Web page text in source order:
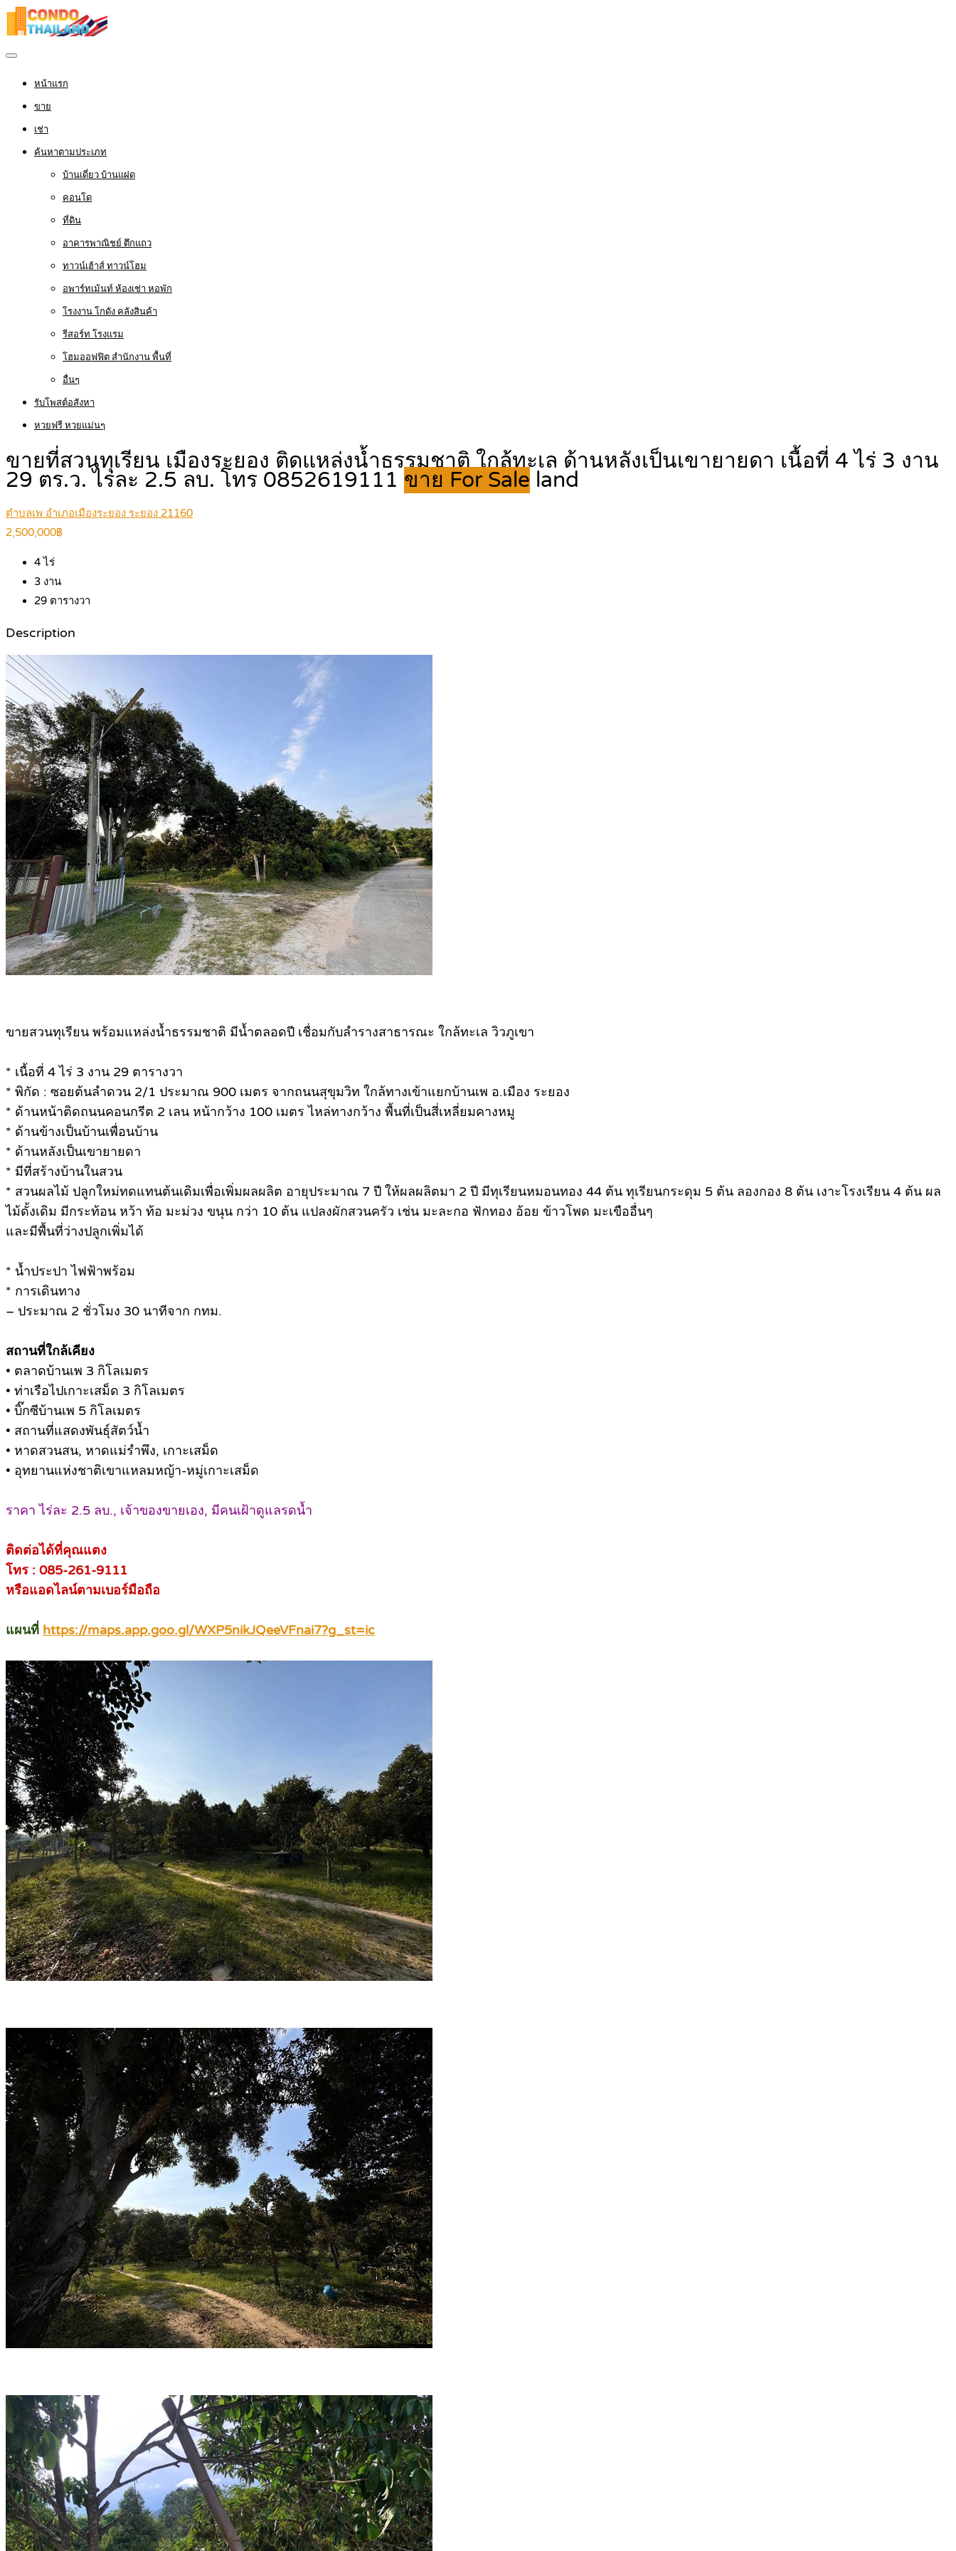
หน้าแรก
ขาย
เช่า
ค้นหาตามประเภท
บ้านเดี่ยว บ้านแฝด
คอนโด
ที่ดิน
อาคารพาณิชย์ ตึกแถว
ทาวน์เฮ้าส์ ทาวน์โฮม
อพาร์ทเม้นท์ ห้องเช่า หอพัก
โรงงาน โกดัง คลังสินค้า
รีสอร์ท โรงแรม
โฮมออฟฟิต สำนักงาน พื้นที่
อื่นๆ
รับโพสต์อสังหา
หวยฟรี หวยแม่นๆ
ขายที่สวนทุเรียน เมืองระยอง ติดแหล่งน้ำธรรมชาติ ใกล้ทะเล ด้านหลังเป็นเขายายดา เนื้อที่ 4 ไร่ 3 งาน
29 ตร.ว. ไร่ละ 2.5 ลบ. โทร 0852619111 ขาย For Sale land
ตำบลเพ อำเภอเมืองระยอง ระยอง 21160
2,500,000฿
4ไร่
3 งาน
29 ตารางวา
Description
ขายสวนทุเรียน พร้อมแหล่งน้ำธรรมชาติ มีน้ำตลอดปี เชื่อมกับลำรางสาธารณะ ใกล้ทะเล วิวภูเขา
* เนื้อที่ 4 ไร่ 3 งาน 29 ตารางวา
* พิกัด : ซอยต้นลำดวน 2/1 ประมาณ 900 เมตร จากถนนสุขุมวิท ใกล้ทางเข้าแยกบ้านเพ อ.เมือง ระยอง
* ด้านหน้าติดถนนคอนกรีต 2 เลน หน้ากว้าง 100 เมตร ไหล่ทางกว้าง พื้นที่เป็นสี่เหลี่ยมคางหมู
* ด้านข้างเป็นบ้านเพื่อนบ้าน
* ด้านหลังเป็นเขายายดา
* มีที่สร้างบ้านในสวน
* สวนผลไม้ ปลูกใหม่ทดแทนต้นเดิมเพื่อเพิ่มผลผลิต อายุประมาณ 7 ปี ให้ผลผลิตมา 2 ปี มีทุเรียนหมอนทอง 44 ต้น ทุเรียนกระดุม 5 ต้น ลองกอง 8 ต้น เงาะโรงเรียน 4 ต้น ผล
ไม้ดั้งเดิม มีกระท้อน หว้า ท้อ มะม่วง ขนุน กว่า 10 ต้น แปลงผักสวนครัว เช่น มะละกอ ฟักทอง อ้อย ข้าวโพด มะเขืออื่นๆ
และมีพื้นที่ว่างปลูกเพิ่มได้
* น้ำประปา ไฟฟ้าพร้อม
* การเดินทาง
– ประมาณ 2 ชั่วโมง 30 นาทีจาก กทม.
สถานที่ใกล้เคียง
• ตลาดบ้านเพ 3 กิโลเมตร
• ท่าเรือไปเกาะเสม็ด 3 กิโลเมตร
• บิ๊กซีบ้านเพ 5 กิโลเมตร
• สถานที่แสดงพันธุ์สัตว์น้ำ
• หาดสวนสน, หาดแม่รำพึง, เกาะเสม็ด
• อุทยานแห่งชาติเขาแหลมหญ้า-หมู่เกาะเสม็ด
ราคา ไร่ละ 2.5 ลบ., เจ้าของขายเอง, มีคนเฝ้าดูแลรดน้ำ
ติดต่อได้ที่คุณแตง
โทร : 085-261-9111
หรือแอดไลน์ตามเบอร์มือถือ
แผนที่ https://maps.app.goo.gl/WXP5nikJQeeVFnai7?g_st=ic